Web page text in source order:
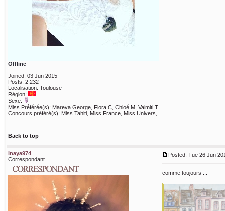
Offline
Joined: 03 Jun 2015
Posts: 2,232
Localisation: Toulouse
Région:
Sexe:
Miss Préférée(s): Mareva George, Flora C, Chloé M, Vaimiti T
Concours préféré(s): Miss Tahiti, Miss France, Miss Univers,
Back to top
Inaya974
Correspondant
Posted: Tue 26 Jun
comme toujours ...